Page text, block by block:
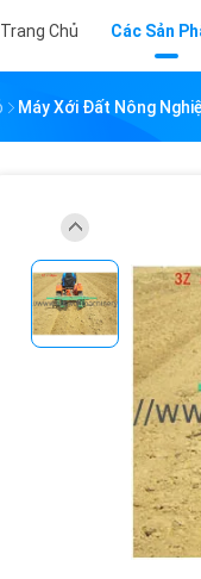
Trang Chủ Các Sản
Máy Xới Đất Nông